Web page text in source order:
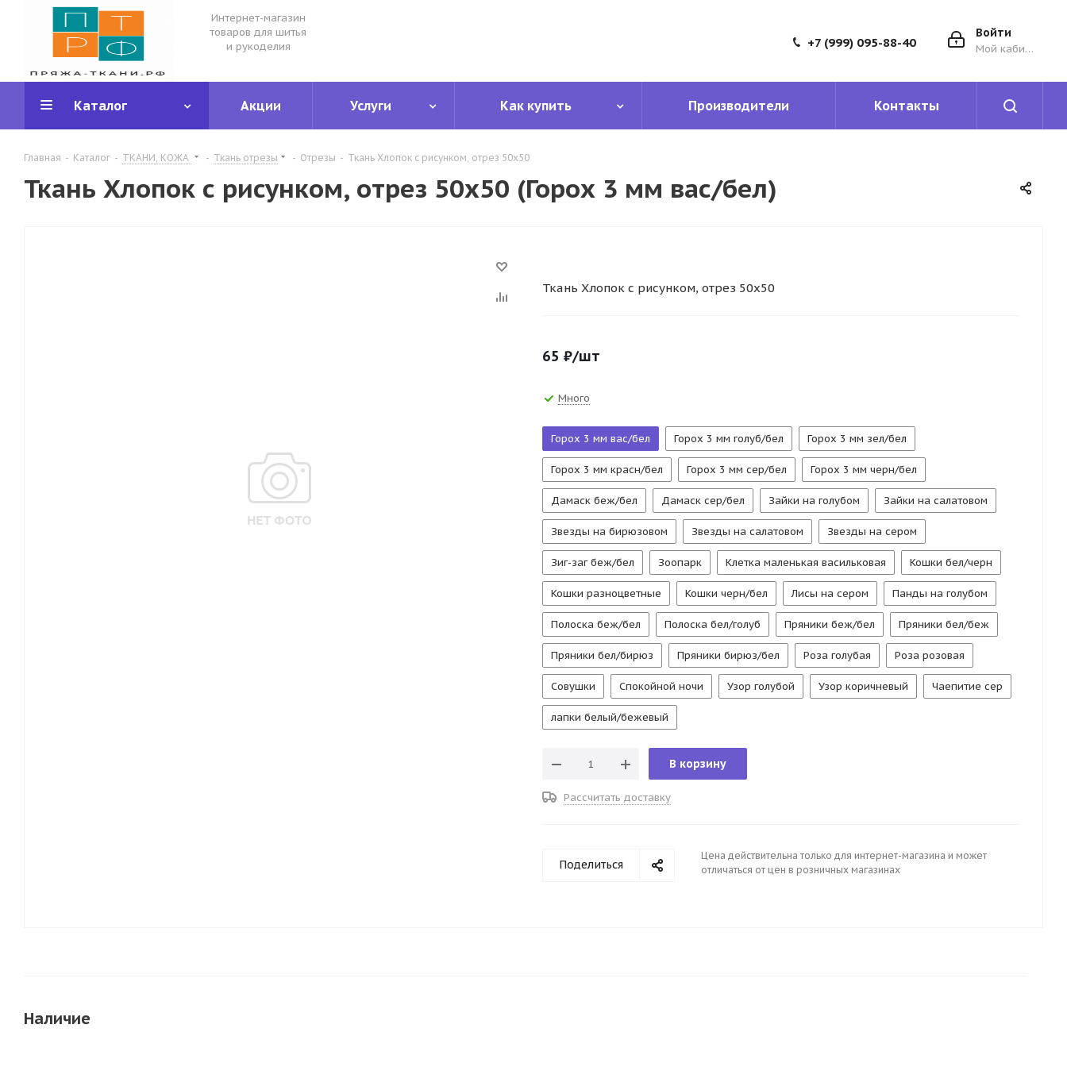
Интернет-магазин
товаров для шитья
и рукоделия
Войти
Мой кабинет
+7 (999) 095-88-40
Каталог Акции Услуги Как купить Производители Контакты
Главная - Каталог - ТКАНИ, КОЖА - Ткань отрезы - Отрезы - Ткань Хлопок с рисунком, отрез 50х50
Ткань Хлопок с рисунком, отрез 50х50 (Горох 3 мм вас/бел)
Ткань Хлопок с рисунком, отрез 50х50
65 ₽/шт
Много
Горох 3 мм вас/бел Горох 3 мм голуб/бел Горох 3 мм зел/бел
Горох 3 мм красн/бел Горох 3 мм сер/бел Горох 3 мм черн/бел
Дамаск беж/бел Дамаск сер/бел Зайки на голубом Зайки на салатовом
Звезды на бирюзовом Звезды на салатовом Звезды на сером
Зиг-заг беж/бел Зоопарк Клетка маленькая васильковая Кошки бел/черн
Кошки разноцветные Кошки черн/бел Лисы на сером Панды на голубом
Полоска беж/бел Полоска бел/голуб Пряники беж/бел Пряники бел/беж
Пряники бел/бирюз Пряники бирюз/бел Роза голубая Роза розовая
Совушки Спокойной ночи Узор голубой Узор коричневый Чаепитие сер
лапки белый/бежевый
В корзину
Рассчитать доставку
Поделиться
Цена действительна только для интернет-магазина и может
отличаться от цен в розничных магазинах
Наличие